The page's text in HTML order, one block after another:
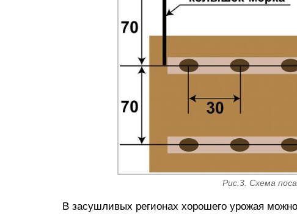
Рис.3. Схема
В засушливых регионах хорошего урожая